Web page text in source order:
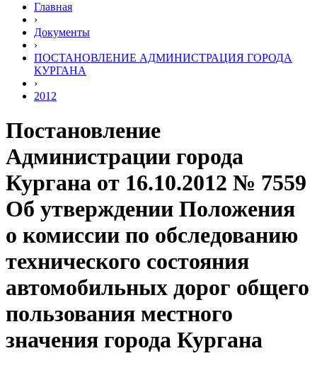
Главная
›
Документы
›
ПОСТАНОВЛЕНИЕ АДМИНИСТРАЦИЯ ГОРОДА
КУРГАНА
›
2012
Постановление
Администрации города
Кургана от 16.10.2012 № 7559
Об утверждении Положения
о комиссии по обследованию
технического состояния
автомобильных дорог общего
пользования местного
значения города Кургана